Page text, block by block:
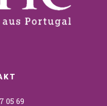
05 69